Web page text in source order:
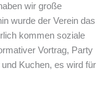
wir große
wurde der Verein das
kommen soziale
Vortrag, Party
Kuchen, es wird für